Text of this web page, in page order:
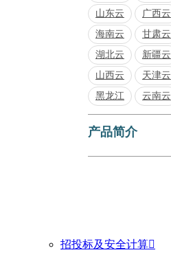
山东云
广西云
海南云
甘肃云
湖北云
新疆云
山西云
天津云
黑龙江
云南云
产品简介
招投标及安全计算